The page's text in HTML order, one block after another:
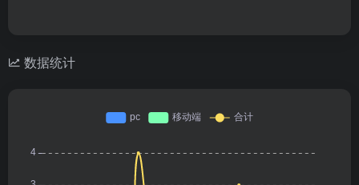
数据统计